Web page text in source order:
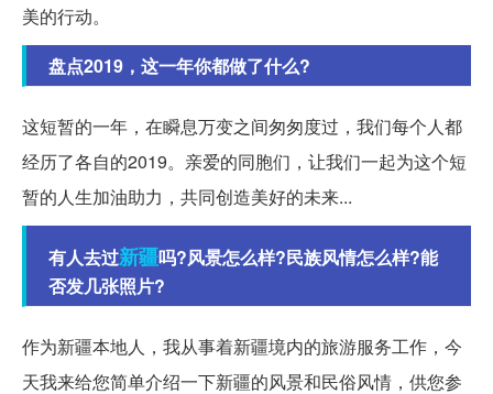
美的行动。
盘点2019，这一年你都做了什么?
这短暂的一年，在瞬息万变之间匆匆度过，我们每个人都
经历了各自的2019。亲爱的同胞们，让我们一起为这个短
暂的人生加油助力，共同创造美好的未来...
有人去过新疆吗?风景怎么样?民族风情怎么样?能
否发几张照片?
作为新疆本地人，我从事着新疆境内的旅游服务工作，今
天我来给您简单介绍一下新疆的风景和民俗风情，供您参